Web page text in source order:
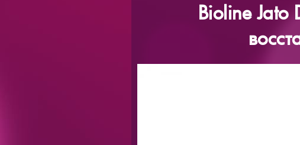
Bioline Jato